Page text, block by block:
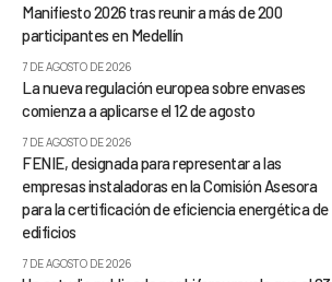
Manifiesto 2026 tras reunir a más de 200
participantes en Medellín
7 DE AGOSTO DE 2026
La nueva regulación europea sobre envases
comienza a aplicarse el 12 de agosto
7 DE AGOSTO DE 2026
FENIE, designada para representar a las
empresas instaladoras en la Comisión Asesora
para la certificación de eficiencia energética de
edificios
7 DE AGOSTO DE 2026